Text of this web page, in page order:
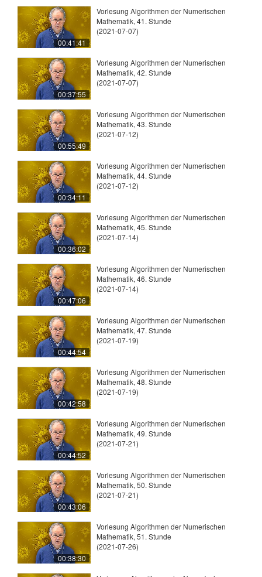
00:41:41
Vorlesung Algorithmen der Numerischen
Mathematik, 41. Stunde
(2021-07-07)
00:37:55
Vorlesung Algorithmen der Numerischen
Mathematik, 42. Stunde
(2021-07-07)
00:55:49
Vorlesung Algorithmen der Numerischen
Mathematik, 43. Stunde
(2021-07-12)
00:34:11
Vorlesung Algorithmen der Numerischen
Mathematik, 44. Stunde
(2021-07-12)
00:36:02
Vorlesung Algorithmen der Numerischen
Mathematik, 45. Stunde
(2021-07-14)
00:47:06
Vorlesung Algorithmen der Numerischen
Mathematik, 46. Stunde
(2021-07-14)
00:44:54
Vorlesung Algorithmen der Numerischen
Mathematik, 47. Stunde
(2021-07-19)
00:42:58
Vorlesung Algorithmen der Numerischen
Mathematik, 48. Stunde
(2021-07-19)
00:44:52
Vorlesung Algorithmen der Numerischen
Mathematik, 49. Stunde
(2021-07-21)
00:43:06
Vorlesung Algorithmen der Numerischen
Mathematik, 50. Stunde
(2021-07-21)
00:38:30
Vorlesung Algorithmen der Numerischen
Mathematik, 51. Stunde
(2021-07-26)